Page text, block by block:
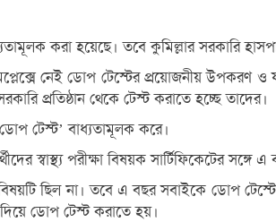
করা হয়েছে। তবে কুমিল্লার
নেই ডোপ টেস্টের প্রয়োজনীয় উপকরণ ও
প্রতিষ্ঠান থেকে টেস্ট করাতে হচ্ছে তাদের।
টেস্ট’ বাধ্যতামূলক করে।
স্বাস্থ্য পরীক্ষা বিষয়ক সার্টিফিকেটের
ছিল না। তবে এ বছর সবাইকে ডোপ
ডোপ টেস্ট করাতে হয়।